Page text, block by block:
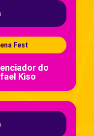
Fest
do
Kiso